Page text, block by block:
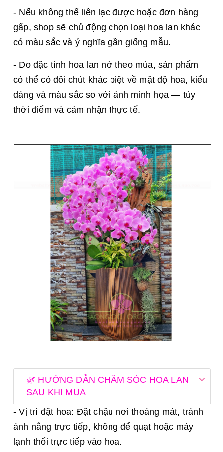
- Nếu không thể liên lạc được hoặc đơn hàng
gấp, shop sẽ chủ động chọn loại hoa lan khác
có màu sắc và ý nghĩa gần giống mẫu.
- Do đặc tính hoa lan nở theo mùa, sản phẩm
có thể có đôi chút khác biệt về mật độ hoa, kiểu
dáng và màu sắc so với ảnh minh họa — tùy
thời điểm và cảm nhận thực tế.
🌿 HƯỚNG DẪN CHĂM SÓC HOA LAN
SAU KHI MUA
- Vị trí đặt hoa: Đặt chậu nơi thoáng mát, tránh
ánh nắng trực tiếp, không để quạt hoặc máy
lạnh thổi trực tiếp vào hoa.